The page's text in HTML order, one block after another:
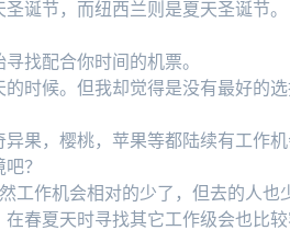
诞节，而纽西兰则是夏天圣诞节。
找配合你时间的机票。
时候。但我却觉得是没有最好的
果，樱桃，苹果等都陆续有工作
？
工作机会相对的少了，但去的人也
春夏天时寻找其它工作级会也比